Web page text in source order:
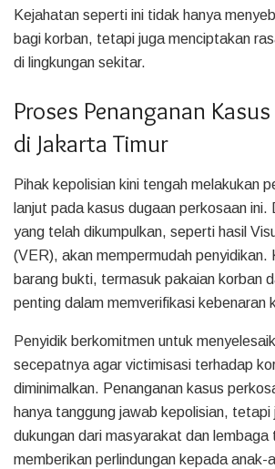
Kejahatan seperti ini tidak hanya
bagi korban, tetapi juga menciptakan
di lingkungan sekitar.
Proses Penanganan
di Jakarta Timur
Pihak kepolisian kini tengah melakukan
lanjut pada kasus dugaan perkosaan
yang telah dikumpulkan, seperti hasil
(VER), akan mempermudah penyidikan.
barang bukti, termasuk pakaian korban
penting dalam memverifikasi kebenaran
Penyidik berkomitmen untuk
secepatnya agar victimisasi terhadap
diminimalkan. Penanganan kasus
hanya tanggung jawab kepolisian, tetapi
dukungan dari masyarakat dan lembaga
memberikan perlindungan kepada anak-